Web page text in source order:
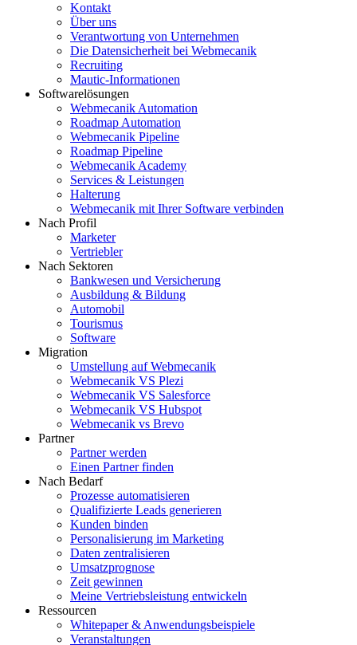
Kontakt
Über uns
Verantwortung von Unternehmen
Die Datensicherheit bei Webmecanik
Recruiting
Mautic-Informationen
Softwarelösungen
Webmecanik Automation
Roadmap Automation
Webmecanik Pipeline
Roadmap Pipeline
Webmecanik Academy
Services & Leistungen
Halterung
Webmecanik mit Ihrer Software verbinden
Nach Profil
Marketer
Vertriebler
Nach Sektoren
Bankwesen und Versicherung
Ausbildung & Bildung
Automobil
Tourismus
Software
Migration
Umstellung auf Webmecanik
Webmecanik VS Plezi
Webmecanik VS Salesforce
Webmecanik VS Hubspot
Webmecanik vs Brevo
Partner
Partner werden
Einen Partner finden
Nach Bedarf
Prozesse automatisieren
Qualifizierte Leads generieren
Kunden binden
Personalisierung im Marketing
Daten zentralisieren
Umsatzprognose
Zeit gewinnen
Meine Vertriebsleistung entwickeln
Ressourcen
Whitepaper & Anwendungsbeispiele
Veranstaltungen